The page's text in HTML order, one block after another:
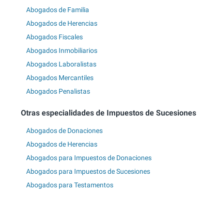
Abogados de Familia
Abogados de Herencias
Abogados Fiscales
Abogados Inmobiliarios
Abogados Laboralistas
Abogados Mercantiles
Abogados Penalistas
Otras especialidades de Impuestos de Sucesiones
Abogados de Donaciones
Abogados de Herencias
Abogados para Impuestos de Donaciones
Abogados para Impuestos de Sucesiones
Abogados para Testamentos